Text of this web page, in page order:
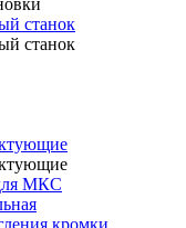
станок
станок
МКС
кромки